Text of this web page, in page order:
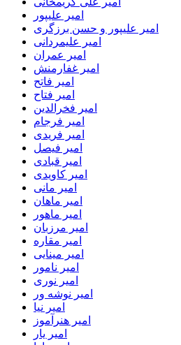
امیر علیپور
امیر علیپور و حسن برزگری
امیر علیمردانی
امیر عمران
امیر غفارمنش
امیر فاتح
امیر فتاح
امیر فخرالدین
امیر فرجام
امیر فریدی
امیر فیصل
امیر قبادی
امیر کاویدی
امیر مانی
امیر ماهان
امیر ماهور
امیر مرزبان
امیر مقاره
امیر مینایی
امیر نامور
امیر نوری
امیر نوشه ور
امیر نیا
امیر هنرآموز
امیر یار